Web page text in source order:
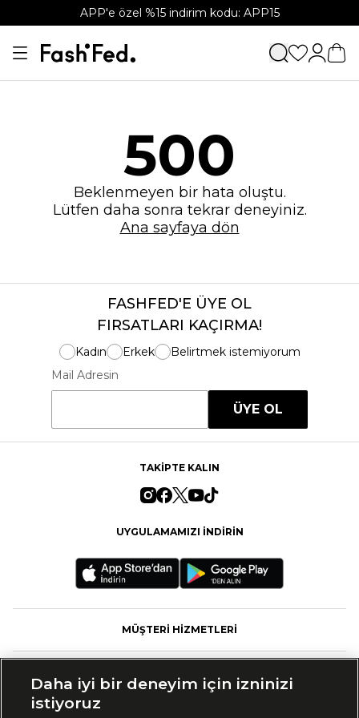
APP'e özel %15 indirim kodu: APP15
500
Beklenmeyen bir hata oluştu.
Lütfen daha sonra tekrar deneyiniz.
Ana sayfaya dön
FASHFED'E ÜYE OL
FIRSATLARI KAÇIRMA!
Kadın Erkek
Belirtmek istemiyorum
Mail Adresin
ÜYE OL
TAKİPTE KALIN
UYGULAMAMIZI İNDİRİN
MÜŞTERİ HİZMETLERİ
Daha iyi bir deneyim için izninizi
istiyoruz